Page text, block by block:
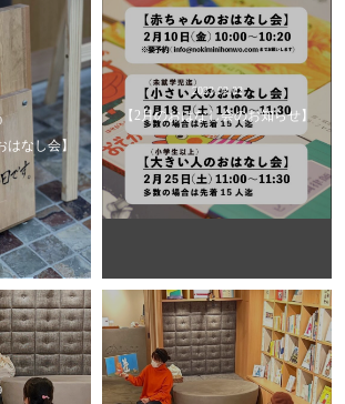
はなし会】
2023.02.02
【2月のおはなし会のお知らせ】